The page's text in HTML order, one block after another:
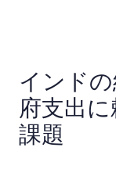
インド
府支出
課題